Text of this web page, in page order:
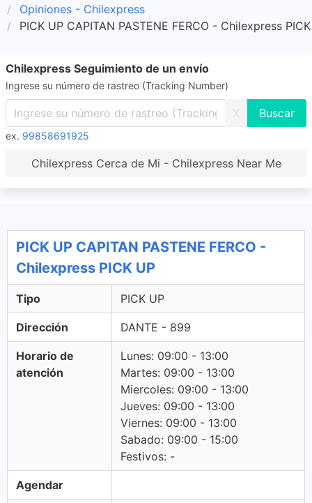
Opiniones - Chilexpress
PICK UP CAPITAN PASTENE FERCO - Chilexpress
Chilexpress Seguimiento de un envío
Ingrese su número de rastreo (Tracking Number)
X
ex. 99858691925
Chilexpress Cerca de Mi - Chilexpress Near Me
PICK UP CAPITAN PASTENE FERCO -
Chilexpress PICK UP
Tipo PICK UP
Dirección DANTE - 899
Horario de
atención
Lunes: 09:00 - 13:00
Martes: 09:00 - 13:00
Miercoles: 09:00 - 13:00
Jueves: 09:00 - 13:00
Viernes: 09:00 - 13:00
Sabado: 09:00 - 15:00
Festivos: -
Agendar